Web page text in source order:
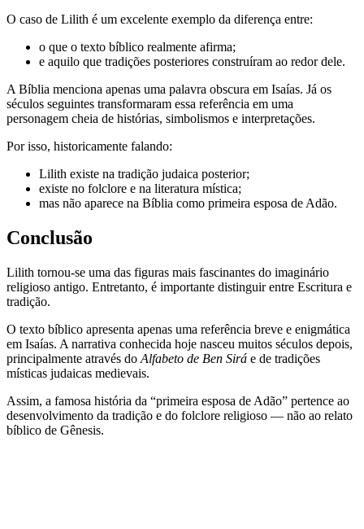
O caso de Lilith é um excelente exemplo da diferença entre:
o que o texto bíblico realmente afirma;
e aquilo que tradições posteriores construíram ao redor dele.
A Bíblia menciona apenas uma palavra obscura em Isaías. Já os
séculos seguintes transformaram essa referência em uma
personagem cheia de histórias, simbolismos e interpretações.
Por isso, historicamente falando:
Lilith existe na tradição judaica posterior;
existe no folclore e na literatura mística;
mas não aparece na Bíblia como primeira esposa de Adão.
Conclusão
Lilith tornou-se uma das figuras mais fascinantes do imaginário
religioso antigo. Entretanto, é importante distinguir entre Escritura e
tradição.
O texto bíblico apresenta apenas uma referência breve e enigmática
em Isaías. A narrativa conhecida hoje nasceu muitos séculos depois,
principalmente através do Alfabeto de Ben Sirá e de tradições
místicas judaicas medievais.
Assim, a famosa história da “primeira esposa de Adão” pertence ao
desenvolvimento da tradição e do folclore religioso — não ao relato
bíblico de Gênesis.